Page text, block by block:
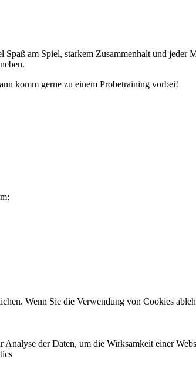
am Spiel, starkem Zusammenhalt und jeder
komm gerne zu einem Probetraining vorbei!
Wenn Sie die Verwendung von Cookies
Analyse der Daten, um die Wirksamkeit einer